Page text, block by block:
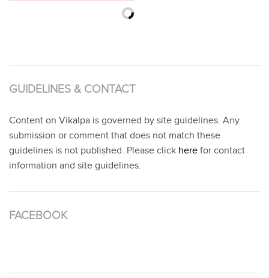
GUIDELINES & CONTACT
Content on Vikalpa is governed by site guidelines. Any
submission or comment that does not match these
guidelines is not published. Please click here for contact
information and site guidelines.
FACEBOOK